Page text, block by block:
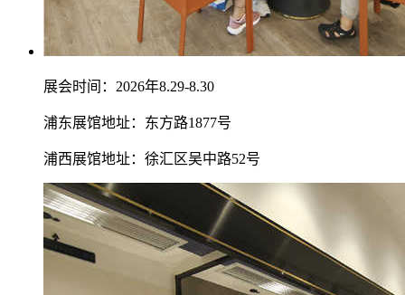
展会时间：2026年8.29-8.30
浦东展馆地址：东方路1877号
浦西展馆地址：徐汇区吴中路52号